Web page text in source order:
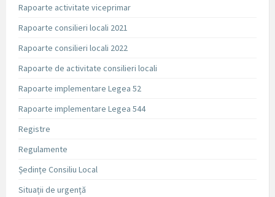
Rapoarte activitate viceprimar
Rapoarte consilieri locali 2021
Rapoarte consilieri locali 2022
Rapoarte de activitate consilieri locali
Rapoarte implementare Legea 52
Rapoarte implementare Legea 544
Registre
Regulamente
Ședințe Consiliu Local
Situații de urgență